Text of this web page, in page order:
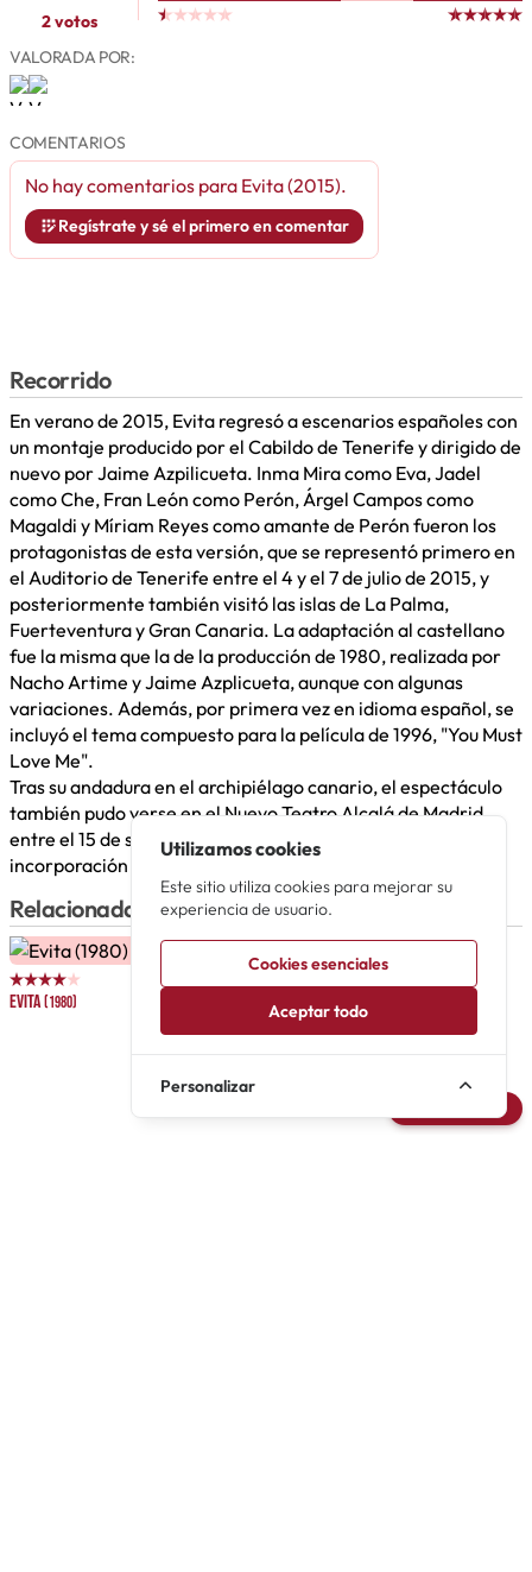
2 votos
VALORADA POR:
COMENTARIOS
No hay comentarios para Evita (2015).
Regístrate y sé el primero en comentar
Recorrido
En verano de 2015, Evita regresó a escenarios españoles con
un montaje producido por el Cabildo de Tenerife y dirigido de
nuevo por Jaime Azpilicueta. Inma Mira como Eva, Jadel
como Che, Fran León como Perón, Árgel Campos como
Magaldi y Míriam Reyes como amante de Perón fueron los
protagonistas de esta versión, que se representó primero en
el Auditorio de Tenerife entre el 4 y el 7 de julio de 2015, y
posteriormente también visitó las islas de La Palma,
Fuerteventura y Gran Canaria. La adaptación al castellano
fue la misma que la de la producción de 1980, realizada por
Nacho Artime y Jaime Azplicueta, aunque con algunas
variaciones. Además, por primera vez en idioma español, se
incluyó el tema compuesto para la película de 1996, "You Must
Love Me".
Tras su andadura en el archipiélago canario, el espectáculo
también pudo verse en el Nuevo Teatro Alcalá de Madrid
entre el 15 de septiembre y el 23 de octubre de 2016, con la
incorporación de Ignasi Vidal en el papel de Perón.​
Relacionadas
Evita(1980)
Utilizamos cookies
Este sitio utiliza cookies para mejorar su
experiencia de usuario.
Cookies esenciales
Aceptar todo
Personalizar